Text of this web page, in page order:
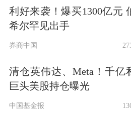
线。
产品形态方面，三星
的方形磷酸铁锂电池
的集装箱内，该产品
Battery Box（SBB）
利好来袭！爆买1300亿元
希尔罕见出手
券商中国
清仓英伟达、Meta！千亿
巨头美股持仓曝光
中国基金报